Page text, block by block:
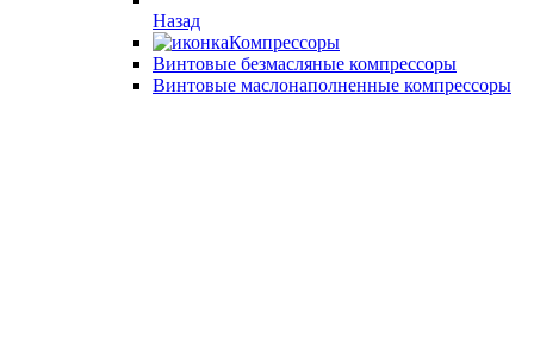
Назад
Компрессоры
Винтовые безмасляные компрессоры
Винтовые маслонаполненные компрессоры